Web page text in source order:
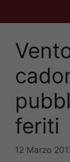
feriti
12 Marzo